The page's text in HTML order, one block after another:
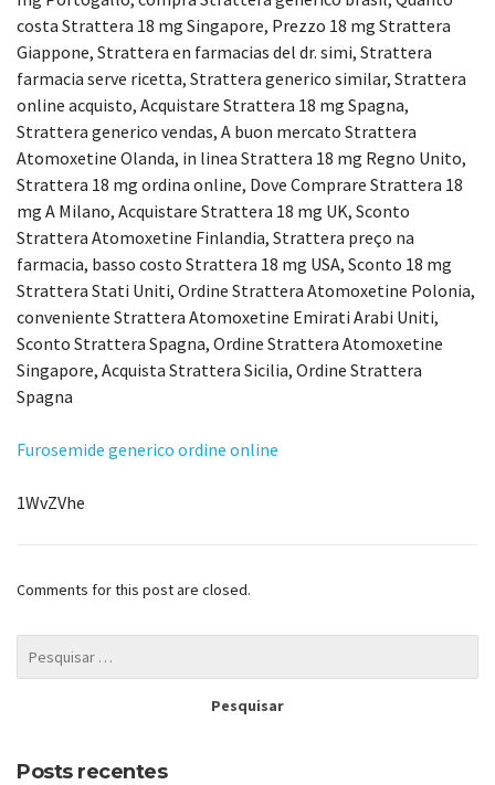
costa Strattera 18 mg Singapore, Prezzo 18 mg Strattera
Giappone, Strattera en farmacias del dr. simi, Strattera
farmacia serve ricetta, Strattera generico similar, Strattera
online acquisto, Acquistare Strattera 18 mg Spagna,
Strattera generico vendas, A buon mercato Strattera
Atomoxetine Olanda, in linea Strattera 18 mg Regno Unito,
Strattera 18 mg ordina online, Dove Comprare Strattera 18
mg A Milano, Acquistare Strattera 18 mg UK, Sconto
Strattera Atomoxetine Finlandia, Strattera preço na
farmacia, basso costo Strattera 18 mg USA, Sconto 18 mg
Strattera Stati Uniti, Ordine Strattera Atomoxetine Polonia,
conveniente Strattera Atomoxetine Emirati Arabi Uniti,
Sconto Strattera Spagna, Ordine Strattera Atomoxetine
Singapore, Acquista Strattera Sicilia, Ordine Strattera
Spagna
Furosemide generico ordine online
1WvZVhe
Comments for this post are closed.
Posts recentes